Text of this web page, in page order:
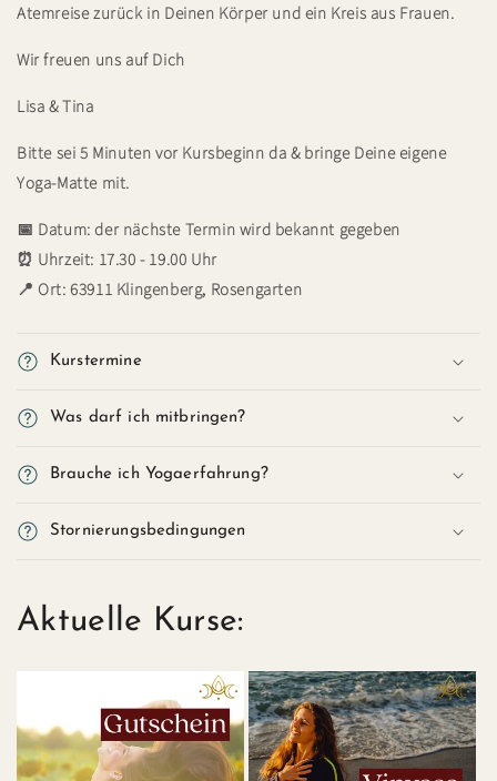
Atemreise zurück in Deinen Körper und ein Kreis aus Frauen.
Wir freuen uns auf Dich
Lisa & Tina
Bitte sei 5 Minuten vor Kursbeginn da & bringe Deine eigene
Yoga-Matte mit.
📅 Datum: der nächste Termin wird bekannt gegeben
⏰ Uhrzeit: 17.30 - 19.00 Uhr
📍 Ort: 63911 Klingenberg, Rosengarten
Kurstermine
Was darf ich mitbringen?
Brauche ich Yogaerfahrung?
Stornierungsbedingungen
Aktuelle Kurse: